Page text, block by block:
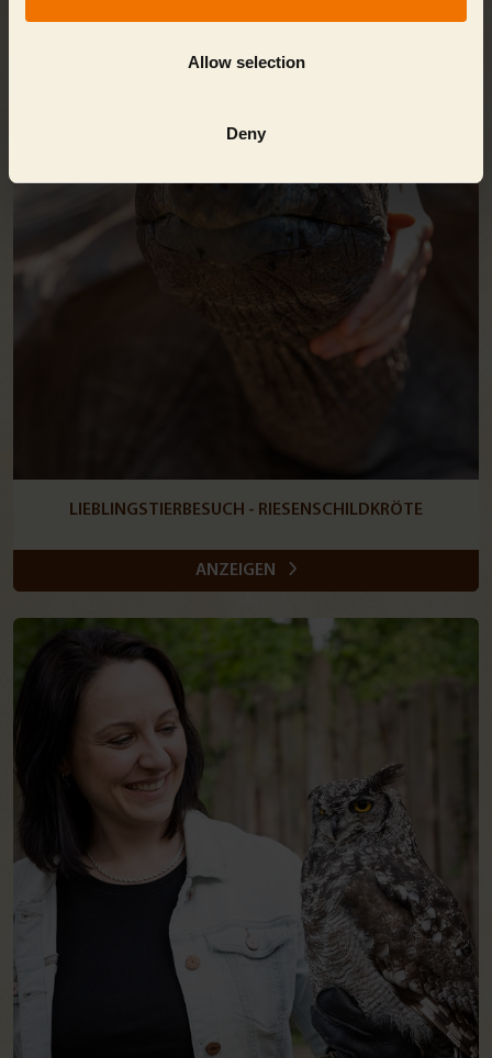
Allow selection
Deny
LIEBLINGSTIERBESUCH - RIESENSCHILDKRÖTE
ANZEIGEN